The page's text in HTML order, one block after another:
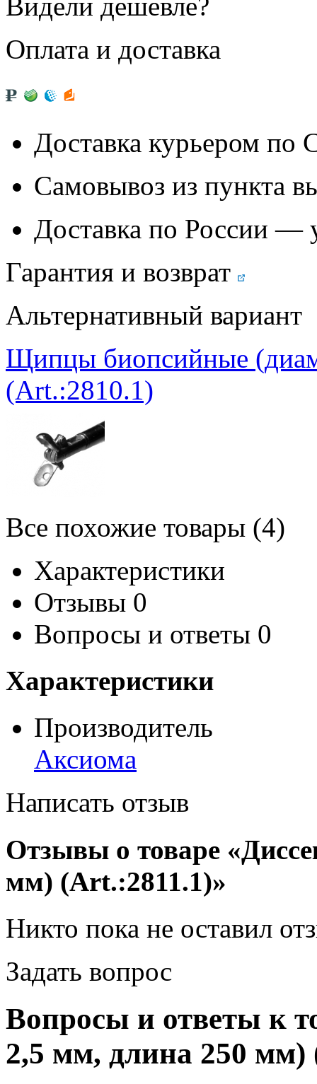
Оплата и доставка
Доставка курьером
Самовывоз из пункта
Доставка по России —
Гарантия и возврат
Альтернативный вариант
Щипцы биопсийные
(Art.:2810.1)
Все похожие товары (4)
Характеристики
Отзывы 0
Вопросы и ответы 0
Характеристики
Производитель
Аксиома
Написать отзыв
Отзывы о товаре
мм) (Art.:2811.1)»
Никто пока не оставил
Задать вопрос
Вопросы и ответы к
2,5 мм, длина 250 мм)